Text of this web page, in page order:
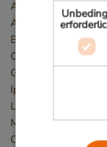
Angelim Vermelho
Azobé / Bongossi
Basralocus
Cumaru
Guariuba/Mururé
Ipé
Louro Preto
Massaranduba
Okan/Denya